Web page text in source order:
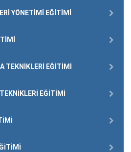
YÖNETIMI EĞITIMI
TEKNIKLERI EĞITIMI
EĞITIMI